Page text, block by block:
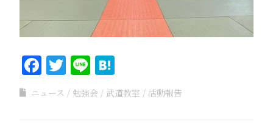
Facebook
Twitter
Line
ニュース 勉強会 武道教室 活動報告